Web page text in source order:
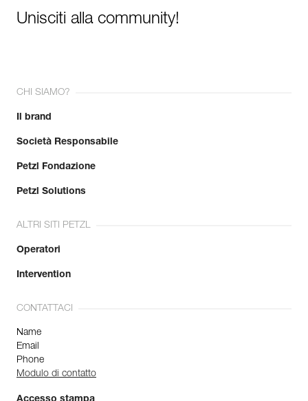
Unisciti alla community!
CHI SIAMO?
Il brand
Società Responsabile
Petzl Fondazione
Petzl Solutions
ALTRI SITI PETZL
Operatori
Intervention
CONTATTACI
Name
Email
Phone
Modulo di contatto